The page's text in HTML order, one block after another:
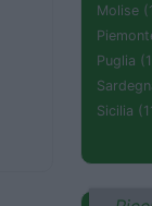
Molise
Puglia
Sicilia